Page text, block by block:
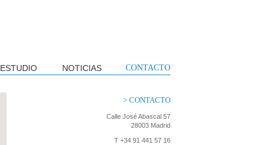
ESTUDIO NOTICIAS CONTACTO
> CONTACTO
Calle José Abascal 57
28003 Madrid
T +34 91 441 57 16